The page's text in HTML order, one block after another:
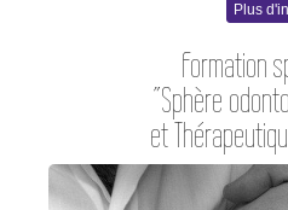
Plus
Formation
"Sphère
et